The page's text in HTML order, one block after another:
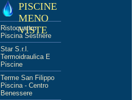
PISCINE
MENO
VISTE
Ristoquattro
Piscina Sestriere
Star S.r.l.
Termoidraulica E
Piscine
Terme San Filippo
Piscina - Centro
Benessere